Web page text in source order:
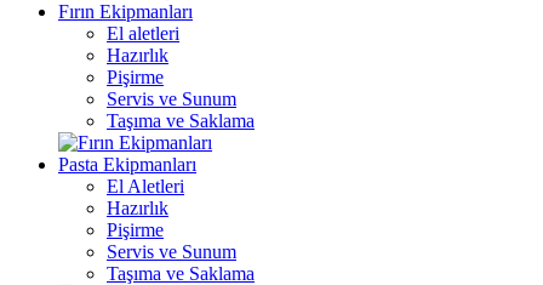
Fırın Ekipmanları
El aletleri
Hazırlık
Pişirme
Servis ve Sunum
Taşıma ve Saklama
Pasta Ekipmanları
El Aletleri
Hazırlık
Pişirme
Servis ve Sunum
Taşıma ve Saklama